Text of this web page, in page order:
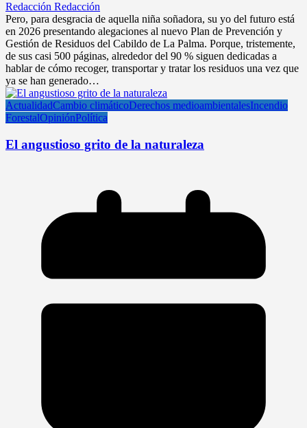
Redacción Redacción
Pero, para desgracia de aquella niña soñadora, su yo del futuro está
en 2026 presentando alegaciones al nuevo Plan de Prevención y
Gestión de Residuos del Cabildo de La Palma. Porque, tristemente,
de sus casi 500 páginas, alrededor del 90 % siguen dedicadas a
hablar de cómo recoger, transportar y tratar los residuos una vez que
ya se han generado…
ActualidadCambio climáticoDerechos medioambientalesIncendio
ForestalOpiniónPolítica
El angustioso grito de la naturaleza